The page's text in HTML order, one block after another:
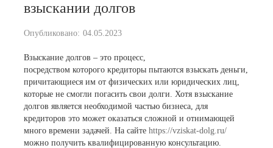
взыскании долгов
Опубликовано: 04.05.2023
Взыскание долгов – это процесс,
посредством которого кредиторы пытаются взыскать деньги,
причитающиеся им от физических или юридических лиц,
которые не смогли погасить свои долги. Хотя взыскание
долгов является необходимой частью бизнеса, для
кредиторов это может оказаться сложной и отнимающей
много времени задачей. На сайтеhttps://vziskat-dolg.ru/
можно получить квалифицированную консультацию.